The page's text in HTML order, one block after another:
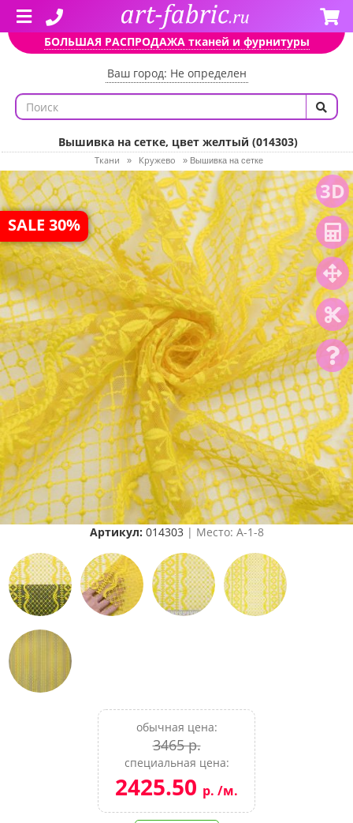
БОЛЬШАЯ РАСПРОДАЖА тканей и фурнитуры
Ваш город: Не определен
Вышивка на сетке, цвет желтый (014303)
Ткани » Кружево » Вышивка на сетке
3D
SALE 30%
Артикул: 014303| Место: A-1-8
обычная цена:
3465 р.
специальная цена:
2425.50 р. /м.